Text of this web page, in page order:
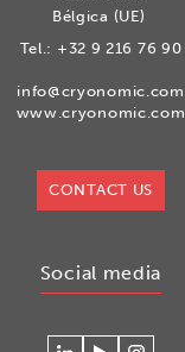
Bélgica (UE)
Tel.: +32 9 216 76 90
info@cryonomic.com
www.cryonomic.com
CONTACT US
Social media